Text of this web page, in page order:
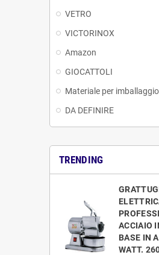
VETRO
VICTORINOX
Amazon
GIOCATTOLI
Materiale per imballaggio
DA DEFINIRE
TRENDING
ACCIAIO
BASE IN
WATT.